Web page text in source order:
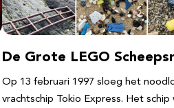
De Grote LEGO
Op 13 februari 1997 sloeg het
vrachtschip Tokio Express. Het